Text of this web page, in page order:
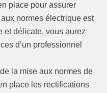
place pour assurer
normes électrique est
et délicate, vous aurez
d’un professionnel
la mise aux normes de
place les rectifications